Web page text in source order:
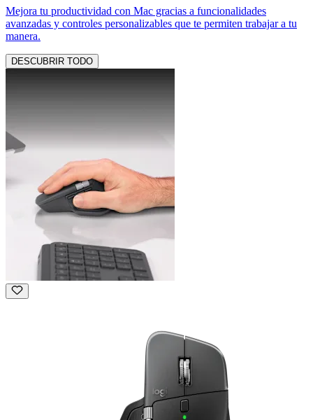
Mejora tu productividad con Mac gracias a funcionalidades
avanzadas y controles personalizables que te permiten trabajar a tu
manera.
DESCUBRIR TODO